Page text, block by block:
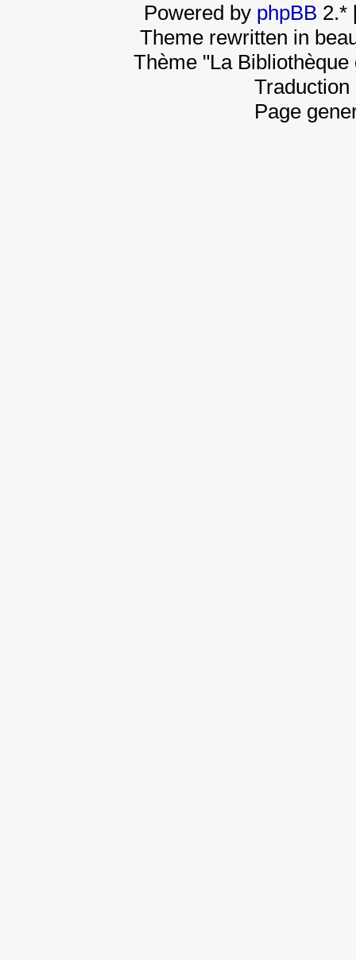
Powered by phpBB 2.*
Theme rewritten in
Thème "La
Page